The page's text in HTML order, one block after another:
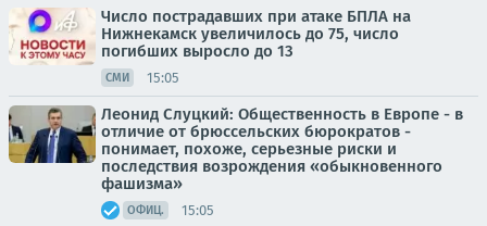
Число пострадавших при атаке БПЛА на
Нижнекамск увеличилось до 75, число
погибших выросло до 13
СМИ 15:05
Леонид Слуцкий: Общественность в Европе - в
отличие от брюссельских бюрократов -
понимает, похоже, серьезные риски и
последствия возрождения «обыкновенного
фашизма»
ОФИЦ. 15:05